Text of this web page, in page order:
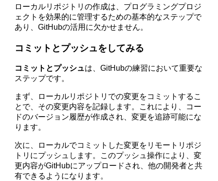
ローカルリポジトリの作成は、プログラミングプロジ
ェクトを効果的に管理するための基本的なステップで
あり、GitHubの活用に欠かせません。
コミットとプッシュをしてみる
コミットとプッシュは、GitHubの練習において重要な
ステップです。
まず、ローカルリポジトリでの変更をコミットするこ
とで、その変更内容を記録します。これにより、コー
ドのバージョン履歴が作成され、変更を追跡可能にな
ります。
次に、ローカルでコミットした変更をリモートリポジ
トリにプッシュします。このプッシュ操作により、変
更内容がGitHubにアップロードされ、他の開発者と共
有できるようになります。